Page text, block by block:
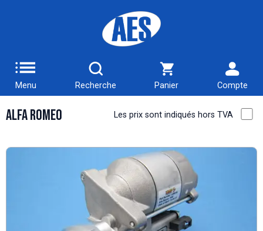
Menu Recherche Panier Compte
Alfa Romeo Les prix sont indiqués hors TVA